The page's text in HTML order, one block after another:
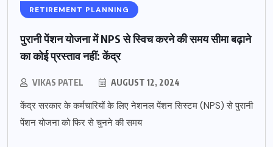
RETIREMENT PLANNING
पुरानी पेंशन योजना में NPS से स्विच करने की समय सीमा बढ़ाने
का कोई प्रस्ताव नहीं: केंद्र
VIKAS PATEL AUGUST 12, 2024
केंद्र सरकार के कर्मचारियों के लिए नेशनल पेंशन सिस्टम (NPS) से पुरानी
पेंशन योजना को फिर से चुनने की समय